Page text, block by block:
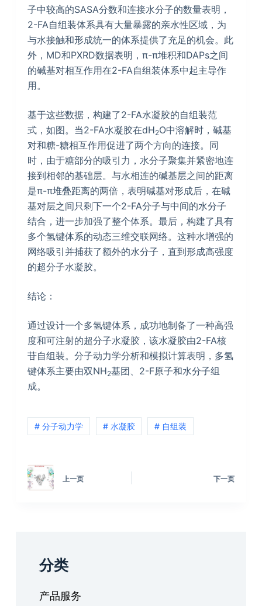
子中较高的SASA分数和连接水分子的数量表明，
2-FA自组装体系具有大量暴露的亲水性区域，为
与水接触和形成统一的体系提供了充足的机会。此
外，MD和PXRD数据表明，π-π堆积和DAPs之间
的碱基对相互作用在2-FA自组装体系中起主导作
用。
基于这些数据，构建了2-FA水凝胶的自组装范
式，如图。当2-FA水凝胶在dH2O中溶解时，碱基
对和糖-糖相互作用促进了两个方向的连接。同
时，由于糖部分的吸引力，水分子聚集并紧密地连
接到相邻的基础层。与水相连的碱基层之间的距离
是π-π堆叠距离的两倍，表明碱基对形成后，在碱
基对层之间只剩下一个2-FA分子与中间的水分子
结合，进一步加强了整个体系。最后，构建了具有
多个氢键体系的动态三维交联网络。这种水增强的
网络吸引并捕获了额外的水分子，直到形成高强度
的超分子水凝胶。
结论：
通过设计一个多氢键体系，成功地制备了一种高强
度和可注射的超分子水凝胶，该水凝胶由2-FA核
苷自组装。分子动力学分析和模拟计算表明，多氢
键体系主要由双NH2基团、2-F原子和水分子组
成。
# 分子动力学 # 水凝胶 # 自组装
上一页 下一页
分类
产品服务